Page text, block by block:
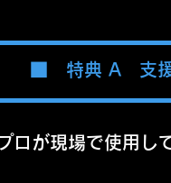
​■ 特典 A 支
ロが現場で使用し